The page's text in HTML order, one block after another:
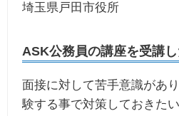
埼玉県戸田市役所
ASK公務員の講座を受講
面接に対して苦手意識があ
験する事で対策しておきた